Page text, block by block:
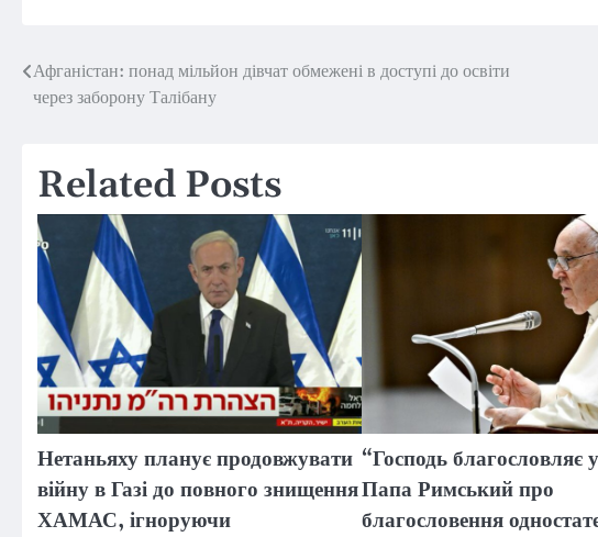
Post
navigation
Афганістан: понад мільйон дівчат обмежені в доступі до освіти
через заборону Талібану
Related Posts
Нетаньяху планує продовжувати
війну в Газі до повного знищення
ХАМАС, ігноруючи
“Господь благословляє
Папа Римський про
благословення